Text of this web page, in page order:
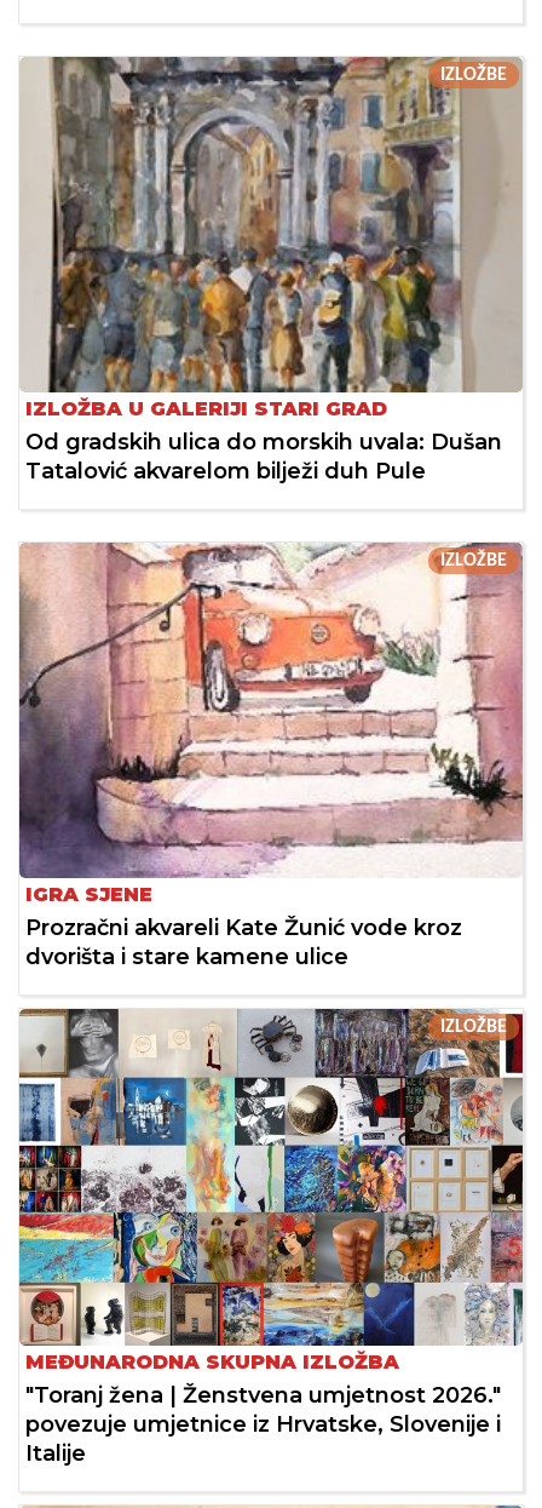
IZLOŽBE
IZLOŽBA U GALERIJI STARI GRAD
Od gradskih ulica do morskih uvala: Dušan
Tatalović akvarelom bilježi duh Pule
IZLOŽBE
IGRA SJENE
Prozračni akvareli Kate Žunić vode kroz
dvorišta i stare kamene ulice
IZLOŽBE
MEĐUNARODNA SKUPNA IZLOŽBA
"Toranj žena | Ženstvena umjetnost 2026."
povezuje umjetnice iz Hrvatske, Slovenije i
Italije